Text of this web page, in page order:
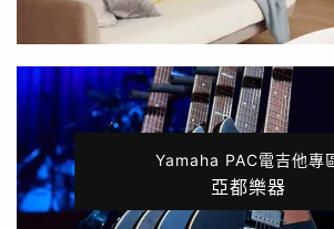
Yamaha PAC電吉他專
亞都樂器